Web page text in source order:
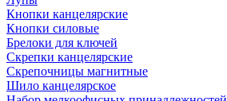
Кнопки канцелярские
Кнопки силовые
Брелоки для ключей
Скрепки канцелярские
Скрепочницы магнитные
Шило канцелярское